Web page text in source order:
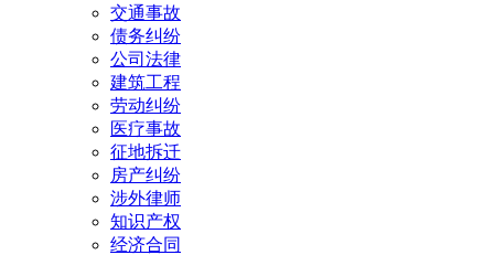
交通事故
债务纠纷
公司法律
建筑工程
劳动纠纷
医疗事故
征地拆迁
房产纠纷
涉外律师
知识产权
经济合同